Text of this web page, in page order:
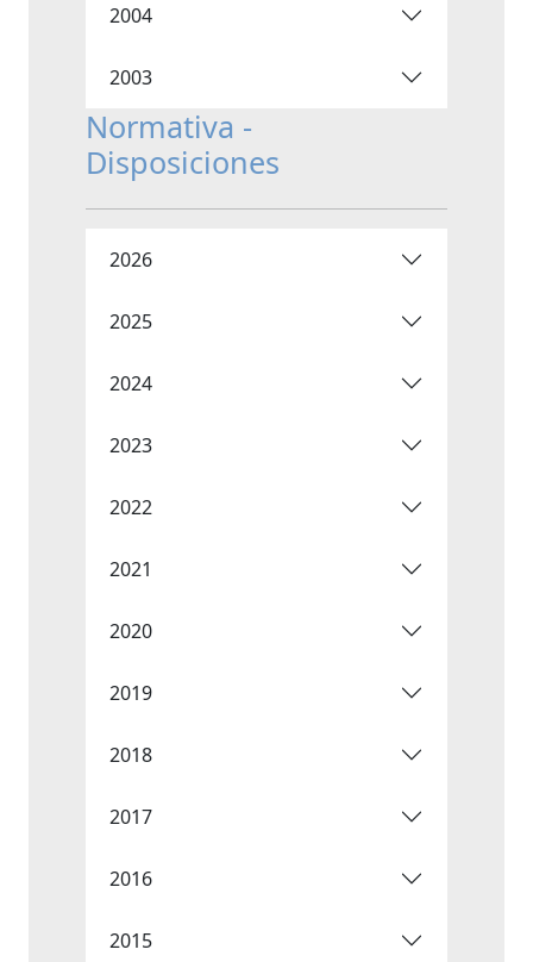
2004
2003
Normativa -
Disposiciones
2026
2025
2024
2023
2022
2021
2020
2019
2018
2017
2016
2015